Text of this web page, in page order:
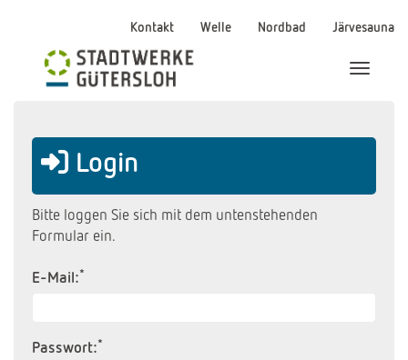
Kontakt Welle Nordbad Järvesauna
Menü
Login
Bitte loggen Sie sich mit dem untenstehenden
Formular ein.
E-Mail:*
Passwort:*